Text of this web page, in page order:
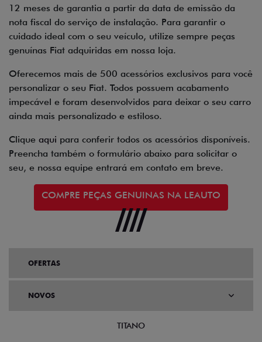
12 meses de garantia a partir da data de emissão da
nota fiscal do serviço de instalação. Para garantir o
cuidado ideal com o seu veículo, utilize sempre peças
genuínas Fiat adquiridas em nossa loja.
Oferecemos mais de 500 acessórios exclusivos para você
personalizar o seu Fiat. Todos possuem acabamento
impecável e foram desenvolvidos para deixar o seu carro
ainda mais personalizado e estiloso.
Clique aqui para conferir todos os acessórios disponíveis.
Preencha também o formulário abaixo para solicitar o
seu, e nossa equipe entrará em contato em breve.
COMPRE PEÇAS GENUINAS NA LEAUTO
OFERTAS
NOVOS
TITANO